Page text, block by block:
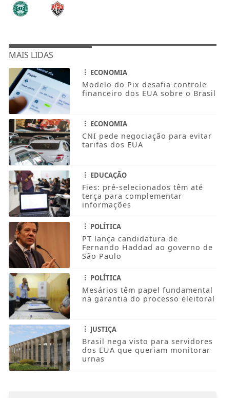
MAIS LIDAS
ECONOMIA
Modelo do Pix desafia controle
financeiro dos EUA sobre o Brasil
ECONOMIA
CNI pede negociação para evitar
tarifas dos EUA
EDUCAÇÃO
Fies: pré-selecionados têm até
terça para complementar
informações
POLÍTICA
PT lança candidatura de
Fernando Haddad ao governo de
São Paulo
POLÍTICA
Mesários têm papel fundamental
na garantia do processo eleitoral
JUSTIÇA
Brasil nega visto para servidores
dos EUA que queriam monitorar
urnas